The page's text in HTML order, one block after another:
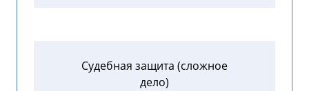
Судебная защита (сложное
дело)